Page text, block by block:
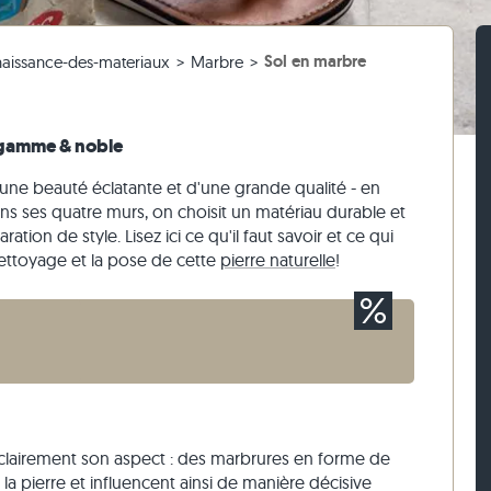
de bain
blanc
cm d'épaisseur Pavés en travertin
Pavés en pierre calcaire
en travertin
en gneiss
Murets en grès
Murets en travertin
Nettoyage des dalles de terrasse
des-materiaux Marbre Sol en marbre
& noble
beauté éclatante et d'une grande qualité - en
ses quatre murs, on choisit un matériau durable et
de style. Lisez ici ce qu'il faut savoir et ce qui
et la pose de cette pierre naturelle!
son aspect : des marbrures en forme de
pierre et influencent ainsi de manière décisive